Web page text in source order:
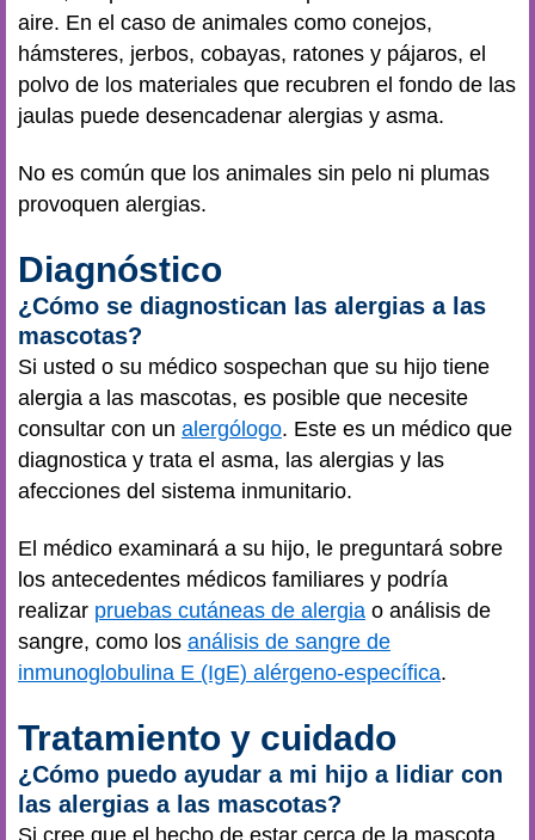
aire. En el caso de animales como conejos,
hámsteres, jerbos, cobayas, ratones y pájaros, el
polvo de los materiales que recubren el fondo de las
jaulas puede desencadenar alergias y asma.
No es común que los animales sin pelo ni plumas
provoquen alergias.
Diagnóstico
¿Cómo se diagnostican las alergias a las
mascotas?
Si usted o su médico sospechan que su hijo tiene
alergia a las mascotas, es posible que necesite
consultar con un alergólogo. Este es un médico que
diagnostica y trata el asma, las alergias y las
afecciones del sistema inmunitario.
El médico examinará a su hijo, le preguntará sobre
los antecedentes médicos familiares y podría
realizar pruebas cutáneas de alergia o análisis de
sangre, como los análisis de sangre de
inmunoglobulina E (IgE) alérgeno-específica.
Tratamiento y cuidado
¿Cómo puedo ayudar a mi hijo a lidiar con
las alergias a las mascotas?
Si cree que el hecho de estar cerca de la mascota